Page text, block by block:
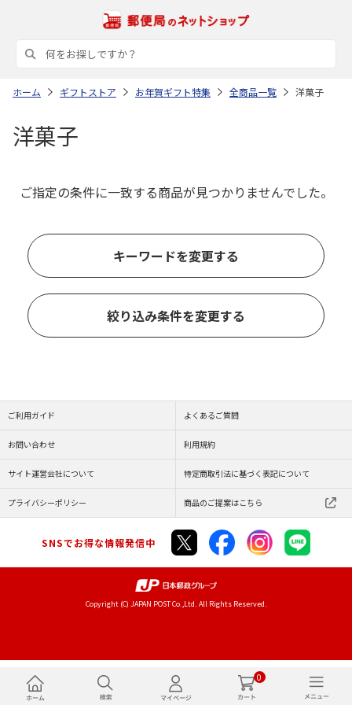
0
ホーム ギフトストア お年賀ギフト特集 全商品一覧 洋菓子
洋菓子
ご指定の条件に一致する商品が見つかりませんでした。
キーワードを変更する
絞り込み条件を変更する
ご利用ガイド よくあるご質問
お問い合わせ 利用規約
サイト運営会社について 特定商取引法に基づく表記について
プライバシーポリシー 商品のご提案はこちら
SNSでお得な情報発信中
Copyright (C) JAPAN POST Co.,Ltd. All Rights Reserved.